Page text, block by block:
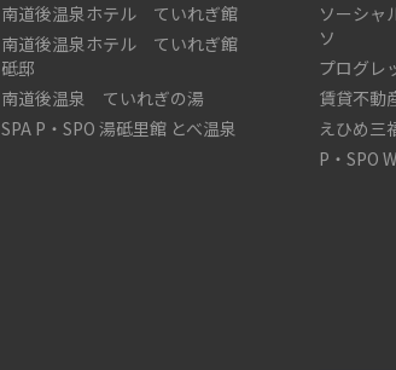
南道後温泉ホテル ていれぎ館
南道後温泉ホテル ていれぎ館
砥邸
南道後温泉 ていれぎの湯
SPA P・SPO 湯砥里館 とべ温泉
ソーシ
ソ
プログレ
賃貸不動
えひめ三
P・SPO